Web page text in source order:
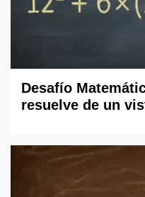
Desafío
resuelve de un